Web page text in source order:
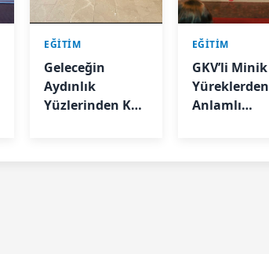
EĞİTİM
Geleceğin
Aydınlık
Yüzlerinden Köy
EĞİTİM
GKV’li Minik
Yüreklerden
Anlamlı